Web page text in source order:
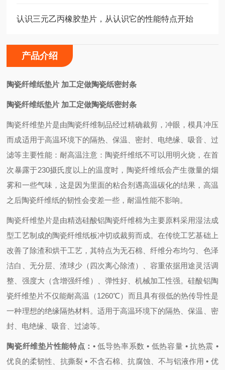
认识三元乙丙橡胶垫片，从认识它的性能特点开始
产品介绍
陶瓷纤维纸垫片 加工定做陶瓷纸密封条
陶瓷纤维纸垫片 加工定做陶瓷纸密封条
陶瓷纤维垫片是由陶瓷纤维制品经过精确裁剪，冲眼，模具冲压
而成适用于高温环境下的隔热、保温、密封、电绝缘、吸音、过
滤等主要性能：耐高温注意：陶瓷纤维纸不可以用明火烧，在首
次暴露于230摄氏度以上的温度时，陶瓷纤维纸会产生微量的烟
雾和一些气味，这是因为里面的粘合剂遇高温碳化的结果，高温
之后陶瓷纤维纸的韧性会变差一些，耐温性能不影响。
陶瓷纤维垫片是由精选硅酸铝陶瓷纤维棉为主要原料采用湿法成
型工艺制成的陶瓷纤维纸板冲切或裁剪而成。在传统工艺基础上
改善了除渣和烘干工艺，其特点为无石棉、纤维分布均匀、色泽
洁白、无分层、渣球少（四次离心除渣）、容重依据用途灵活调
整、强度大（含增强纤维）、弹性好、机械加工性强。硅酸铝陶
瓷纤维垫片不仅能耐高温（1260℃）而且具有很低的热传导性是
一种理想的绝缘隔热材料。适用于高温环境下的隔热、保温、密
封、电绝缘、吸音、过滤等。
陶瓷纤维垫片性能特点： • 低导热率系数• 低热容量 • 抗热震 •
优良的柔韧性、抗撕裂• 不含石棉、抗腐蚀、不与铝液作用• 优